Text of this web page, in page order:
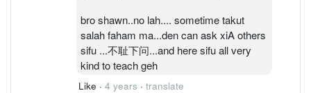
bro shawn..no lah.... sometime takut
salah faham ma...den can ask xiA others
sifu ...不耻下问...and here sifu all very
kind to teach geh
Like · 4 years · translate